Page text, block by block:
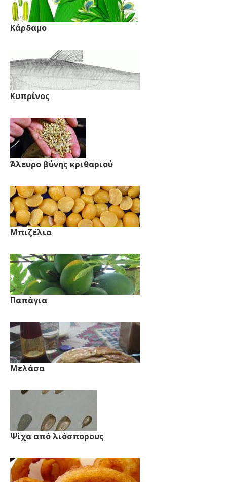
Κάρδαμο
Κυπρίνος
Άλευρο βύνης κριθαριού
Μπιζέλια
Παπάγια
Μελάσα
Ψίχα από λιόσπορους